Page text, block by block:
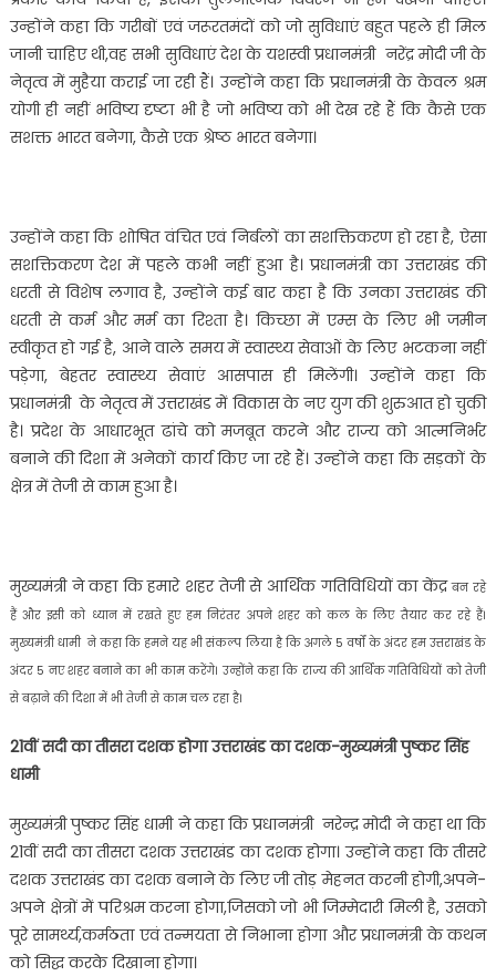
उन्होंने कहा कि गरीबों एवं जरूरतमंदों को जो सुविधाएं बहुत पहले ही मिल
जानी चाहिए थी,वह सभी सुविधाएं देश के यशस्वी प्रधानमंत्री नरेंद्र मोदी जी के
नेतृत्व में मुहैया कराई जा रही हैं। उन्होंने कहा कि प्रधानमंत्री के केवल श्रम
योगी ही नहीं भविष्य दृष्टा भी है जो भविष्य को भी देख रहे हैं कि कैसे एक
सशक्त भारत बनेगा, कैसे एक श्रेष्ठ भारत बनेगा।
उन्होंने कहा कि शोषित वंचित एवं निर्बलों का सशक्तिकरण हो रहा है, ऐसा
सशक्तिकरण देश में पहले कभी नहीं हुआ है। प्रधानमंत्री का उत्तराखंड की
धरती से विशेष लगाव है, उन्होंने कई बार कहा है कि उनका उत्तराखंड की
धरती से कर्म और मर्म का रिश्ता है। किच्छा में एम्स के लिए भी जमीन
स्वीकृत हो गई है, आने वाले समय में स्वास्थ्य सेवाओं के लिए भटकना नहीं
पड़ेगा, बेहतर स्वास्थ्य सेवाएं आसपास ही मिलेंगी। उन्होंने कहा कि
प्रधानमंत्री के नेतृत्व में उत्तराखंड में विकास के नए युग की शुरुआत हो चुकी
है। प्रदेश के आधारभूत ढांचे को मजबूत करने और राज्य को आत्मनिर्भर
बनाने की दिशा में अनेकों कार्य किए जा रहे हैं। उन्होंने कहा कि सड़कों के
क्षेत्र में तेजी से काम हुआ है।
मुख्यमंत्री ने कहा कि हमारे शहर तेजी से आर्थिक गतिविधियों का केंद्रबन रहे
हैं और इसी को ध्यान में रखते हुए हम निरंतर अपने शहर को कल के लिए तैयार कर रहे हैं।
मुख्यमंत्री धामी ने कहा कि हमने यह भी संकल्प लिया है कि अगले 5 वर्षों के अंदर हम उत्तराखंड के
अंदर 5 नए शहर बनाने का भी काम करेंगे। उन्होंने कहा कि राज्य की आर्थिक गतिविधियों को तेजी
से बढ़ाने की दिशा में भी तेजी से काम चल रहा है।
21वीं सदी का तीसरा दशक होगा उत्तराखंड का दशक-मुख्यमंत्री पुष्कर सिंह
धामी
मुख्यमंत्री पुष्कर सिंह धामी ने कहा कि प्रधानमंत्री नरेन्द्र मोदी ने कहा था कि
21वीं सदी का तीसरा दशक उत्तराखंड का दशक होगा। उन्होंने कहा कि तीसरे
दशक उत्तराखंड का दशक बनाने के लिए जी तोड़ मेहनत करनी होगी,अपने-
अपने क्षेत्रों में परिश्रम करना होगा,जिसको जो भी जिम्मेदारी मिली है, उसको
पूरे सामर्थ्य,कर्मठता एवं तन्मयता से निभाना होगा और प्रधानमंत्री के कथन
को सिद्ध करके दिखाना होगा।